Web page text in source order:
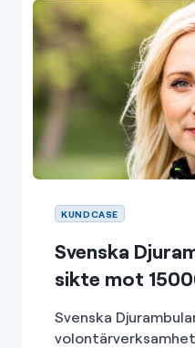
KUNDCASE
Svenska
sikte mot
Svenska